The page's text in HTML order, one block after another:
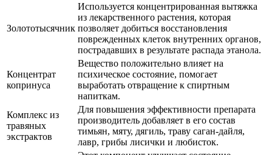
Золототысячник
Используется концентрированная вытяжка
из лекарственного растения, которая
позволяет добиться восстановления
поврежденных клеток внутренних органов,
пострадавших в результате распада этанола.
Концентрат
копринуса
Вещество положительно влияет на
психическое состояние, помогает
выработать отвращение к спиртным
напиткам.
Комплекс из
травяных
экстрактов
Для повышения эффективности препарата
производитель добавляет в его состав
тимьян, мяту, дягиль, траву саган-дайля,
лавр, грибы лисички и любисток.